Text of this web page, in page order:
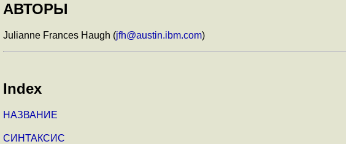
АВТОРЫ
Julianne Frances Haugh (jfh@austin.ibm.com)
Index
НАЗВАНИЕ
СИНТАКСИС